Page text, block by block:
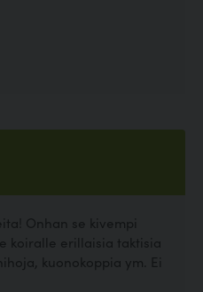
Onhan se kivempi
koiralle erillaisia taktisia
kuonokoppia ym. Ei